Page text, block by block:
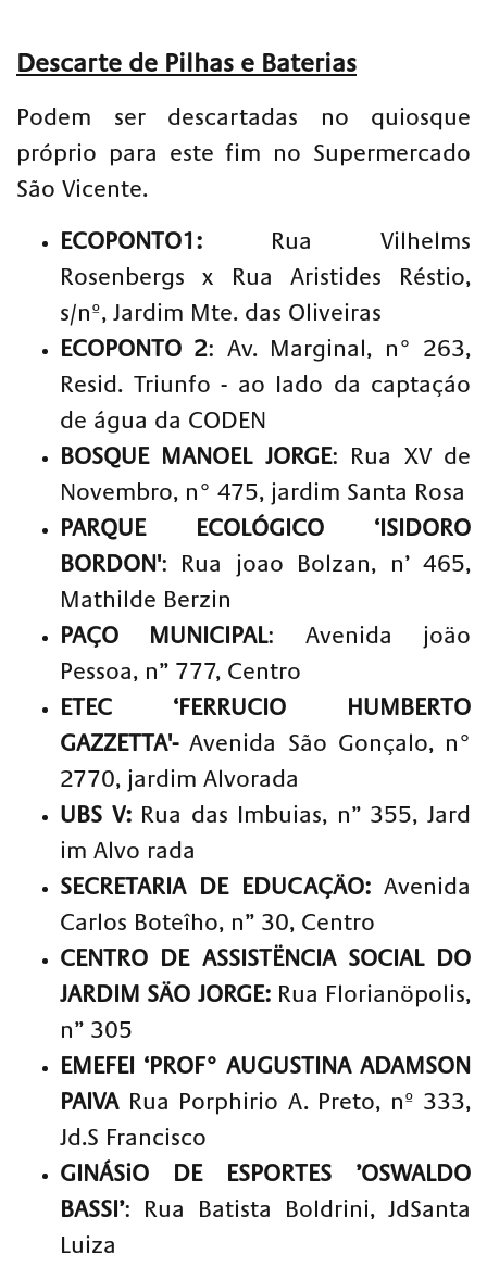
Descarte de Pilhas e Baterias
Podem ser descartadas no quiosque
próprio para este fim no Supermercado
São Vicente.
ECOPONTO1: Rua Vilhelms
Rosenbergs x Rua Aristides Réstio,
s/nº, Jardim Mte. das Oliveiras
ECOPONTO 2: Av. Marginal, n° 263,
Resid. Triunfo - ao Iado da captaçáo
de água da CODEN
BOSQUE MANOEL JORGE: Rua XV de
Novembro, n° 475, jardim Santa Rosa
PARQUE ECOLÓGICO ‘ISIDORO
BORDON': Rua joao Bolzan, n’ 465,
Mathilde Berzin
PAÇO MUNICIPAL: Avenida joäo
Pessoa, n” 777, Centro
ETEC ‘FERRUCIO HUMBERTO
GAZZETTA'-Avenida São Gonçalo, n°
2770, jardim Alvorada
UBS V:Rua das Imbuias, n” 355, Jard
im Alvo rada
SECRETARIA DE EDUCAÇÄO: Avenida
Carlos Boteîho, n” 30, Centro
CENTRO DE ASSISTËNCIA SOCIAL DO
JARDIM SÄO JORGE:Rua Florianöpolis,
n” 305
EMEFEI ‘PROF° AUGUSTINA ADAMSON
PAIVARua Porphirio A. Preto, nº 333,
Jd.S Francisco
GINÁSiO DE ESPORTES ’OSWALDO
BASSI’: Rua Batista Boldrini, JdSanta
Luiza